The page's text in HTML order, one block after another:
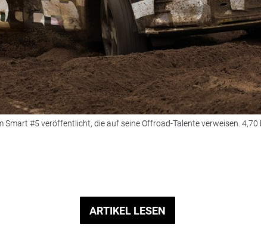
Smart #5 veröffentlicht, die auf seine Offroad-Talente verweisen.
ARTIKEL LESEN